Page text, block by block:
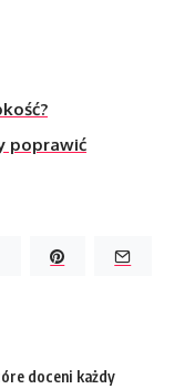
poprawić
doceni każdy